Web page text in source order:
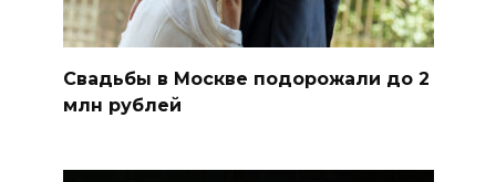
Свадьбы в Москве подорожали до 2
млн рублей